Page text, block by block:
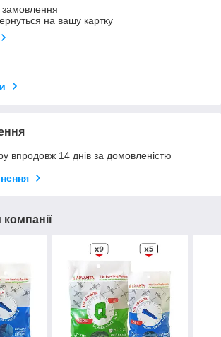
на вашу картку
впродовж 14 днів за домовленістю
компанії